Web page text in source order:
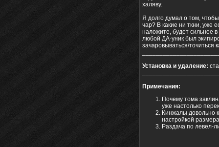
халяву.
Я долго думал о том,
чар? В какие ни ткни, уже
наложите, будет сильнее
любой ДА-уник был
зачаровываться/точиться
Установка и удаление:
Примечания:
Почему тома
уже настолько
Кинжалы довольно
настройкой
Раздача по левел-